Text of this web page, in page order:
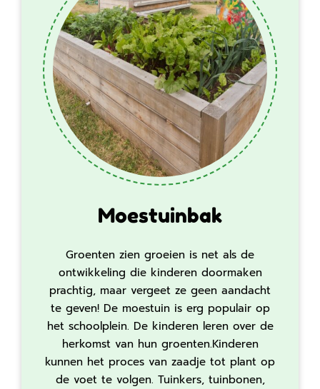
Moestuinbak
Groenten zien groeien is net als de
ontwikkeling die kinderen doormaken
prachtig, maar vergeet ze geen aandacht
te geven! De moestuin is erg populair op
het schoolplein. De kinderen leren over de
herkomst van hun groenten.Kinderen
kunnen het proces van zaadje tot plant op
de voet te volgen. Tuinkers, tuinbonen,